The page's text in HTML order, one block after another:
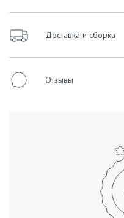
Доставка и сборка
Отзывы